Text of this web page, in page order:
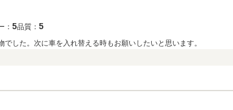
： 5品質： 5
した。次に車を入れ替える時もお願いしたいと思います。